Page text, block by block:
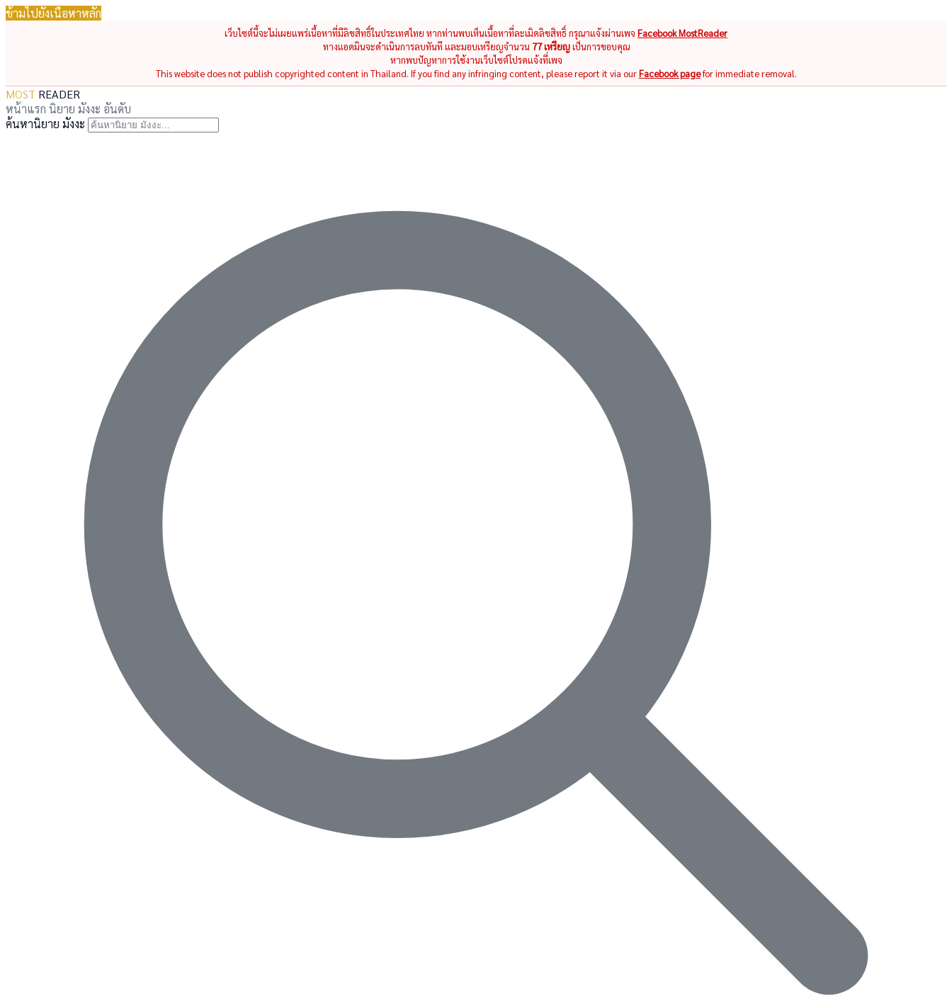
ข้ามไปยังเนื้อหาหลัก
เว็บไซต์นี้จะไม่เผยแพร่เนื้อหาที่มีลิขสิทธิ์ในประเทศไทย หากท่านพบเห็นเนื้อหาที่ละเมิดลิขสิทธิ์ กรุณาแจ้งผ่านเพจ Facebook MostReader
ทางแอดมินจะดำเนินการลบทันที และมอบเหรียญจำนวน 77 เหรียญเป็นการขอบคุณ
หากพบปัญหาการใช้งานเว็บไซต์โปรดแจ้งที่เพจ
This website does not publish copyrighted content in Thailand. If you find any infringing content, please report it via ourFacebook pagefor immediate removal.
MOST READER
หน้าแรก นิยาย มังงะ อันดับ
ค้นหานิยาย มังงะ